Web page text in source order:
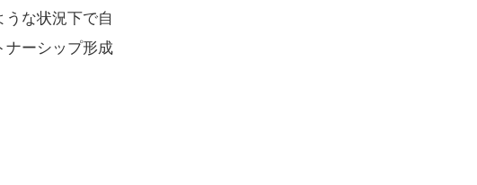
な状況下で自
ナーシップ形成